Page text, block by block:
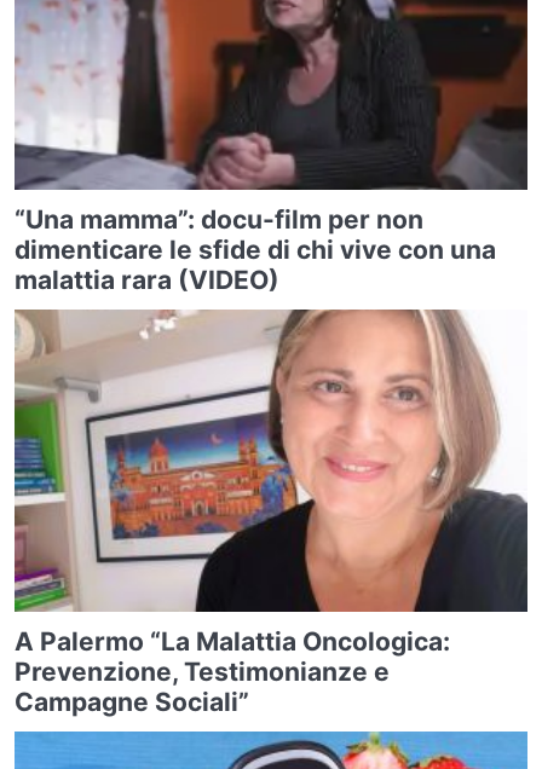
“Una mamma”: docu-film per non
dimenticare le sfide di chi vive con una
malattia rara (VIDEO)
A Palermo “La Malattia Oncologica:
Prevenzione, Testimonianze e
Campagne Sociali”